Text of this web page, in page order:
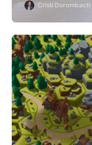
Cristi Dorombach